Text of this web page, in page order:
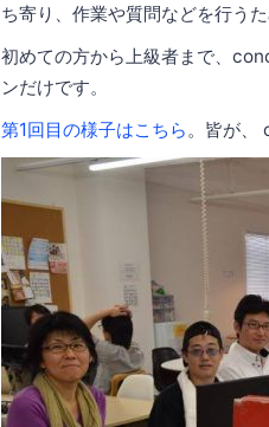
ち寄り、作業や質問などを行うた
初めての方から上級者まで、
ンだけです。
第1回目の様子はこちら。皆が、